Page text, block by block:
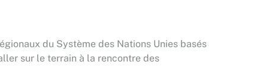
du Système des Nations Unies basés
sur le terrain à la rencontre des